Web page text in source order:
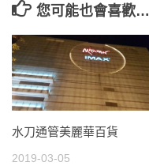
您可能也會喜歡…
水刀通管美麗華百貨
2019-03-05